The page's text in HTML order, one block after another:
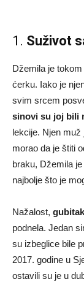
1. Suživot
Džemila je
ćerku. Iako je
svim srcem
sinovi su joj bili
lekcije. Njen muž
morao da je štiti
braku, Džemila
najbolje što je
Nažalost,
podnela. Jedan
su izbeglice bile
2017. godine u
ostavili su je u